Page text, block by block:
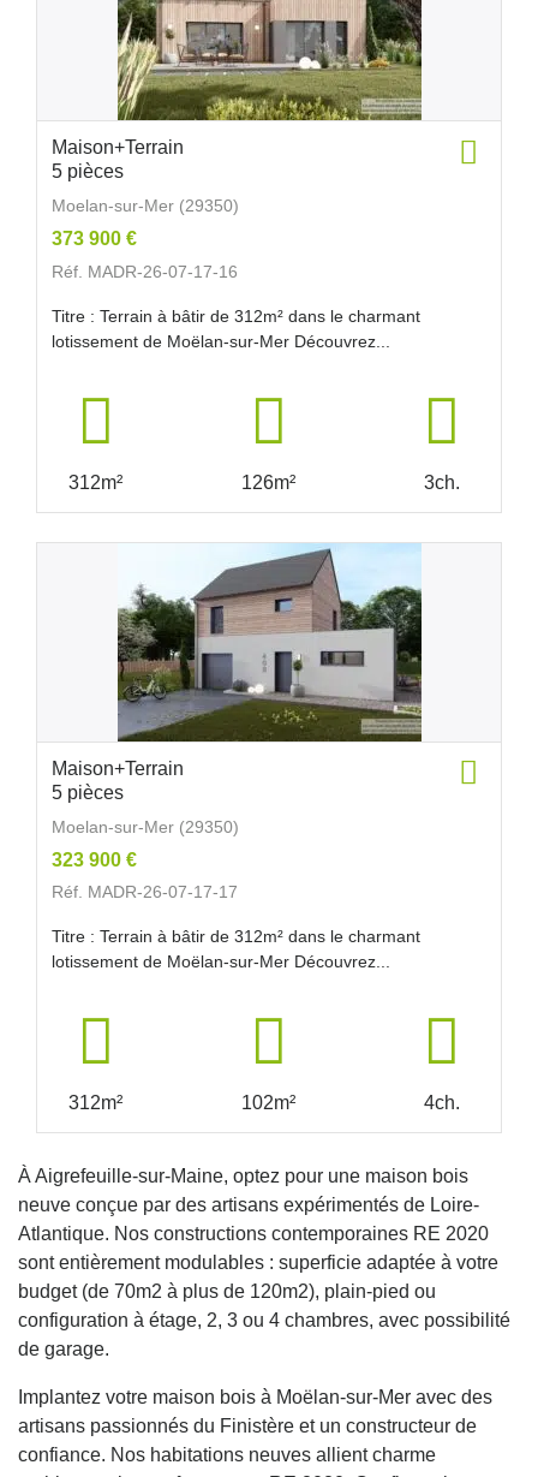
Maison+Terrain
5 pièces
Moelan-sur-Mer (29350)
373 900 €
Réf. MADR-26-07-17-16
Titre : Terrain à bâtir de 312m² dans le charmant
lotissement de Moëlan-sur-Mer Découvrez...
312m² 126m² 3ch.
Maison+Terrain
5 pièces
Moelan-sur-Mer (29350)
323 900 €
Réf. MADR-26-07-17-17
Titre : Terrain à bâtir de 312m² dans le charmant
lotissement de Moëlan-sur-Mer Découvrez...
312m² 102m² 4ch.
À Aigrefeuille-sur-Maine, optez pour une maison bois
neuve conçue par des artisans expérimentés de Loire-
Atlantique. Nos constructions contemporaines RE 2020
sont entièrement modulables : superficie adaptée à votre
budget (de 70m2 à plus de 120m2), plain-pied ou
configuration à étage, 2, 3 ou 4 chambres, avec possibilité
de garage.
Implantez votre maison bois à Moëlan-sur-Mer avec des
artisans passionnés du Finistère et un constructeur de
confiance. Nos habitations neuves allient charme